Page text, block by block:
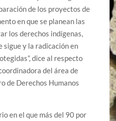
de los proyectos de
en que se planean las
los derechos indígenas,
sigue y la radicación en
dice al respecto
del área de
de Derechos Humanos
en el que más del 90 por